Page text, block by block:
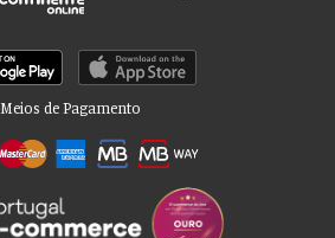
Meios de Pagamento